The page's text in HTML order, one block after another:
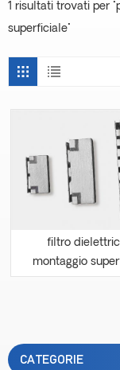
1 risultati trovati per
superficiale"
filtro
montaggio
CATEGORIE